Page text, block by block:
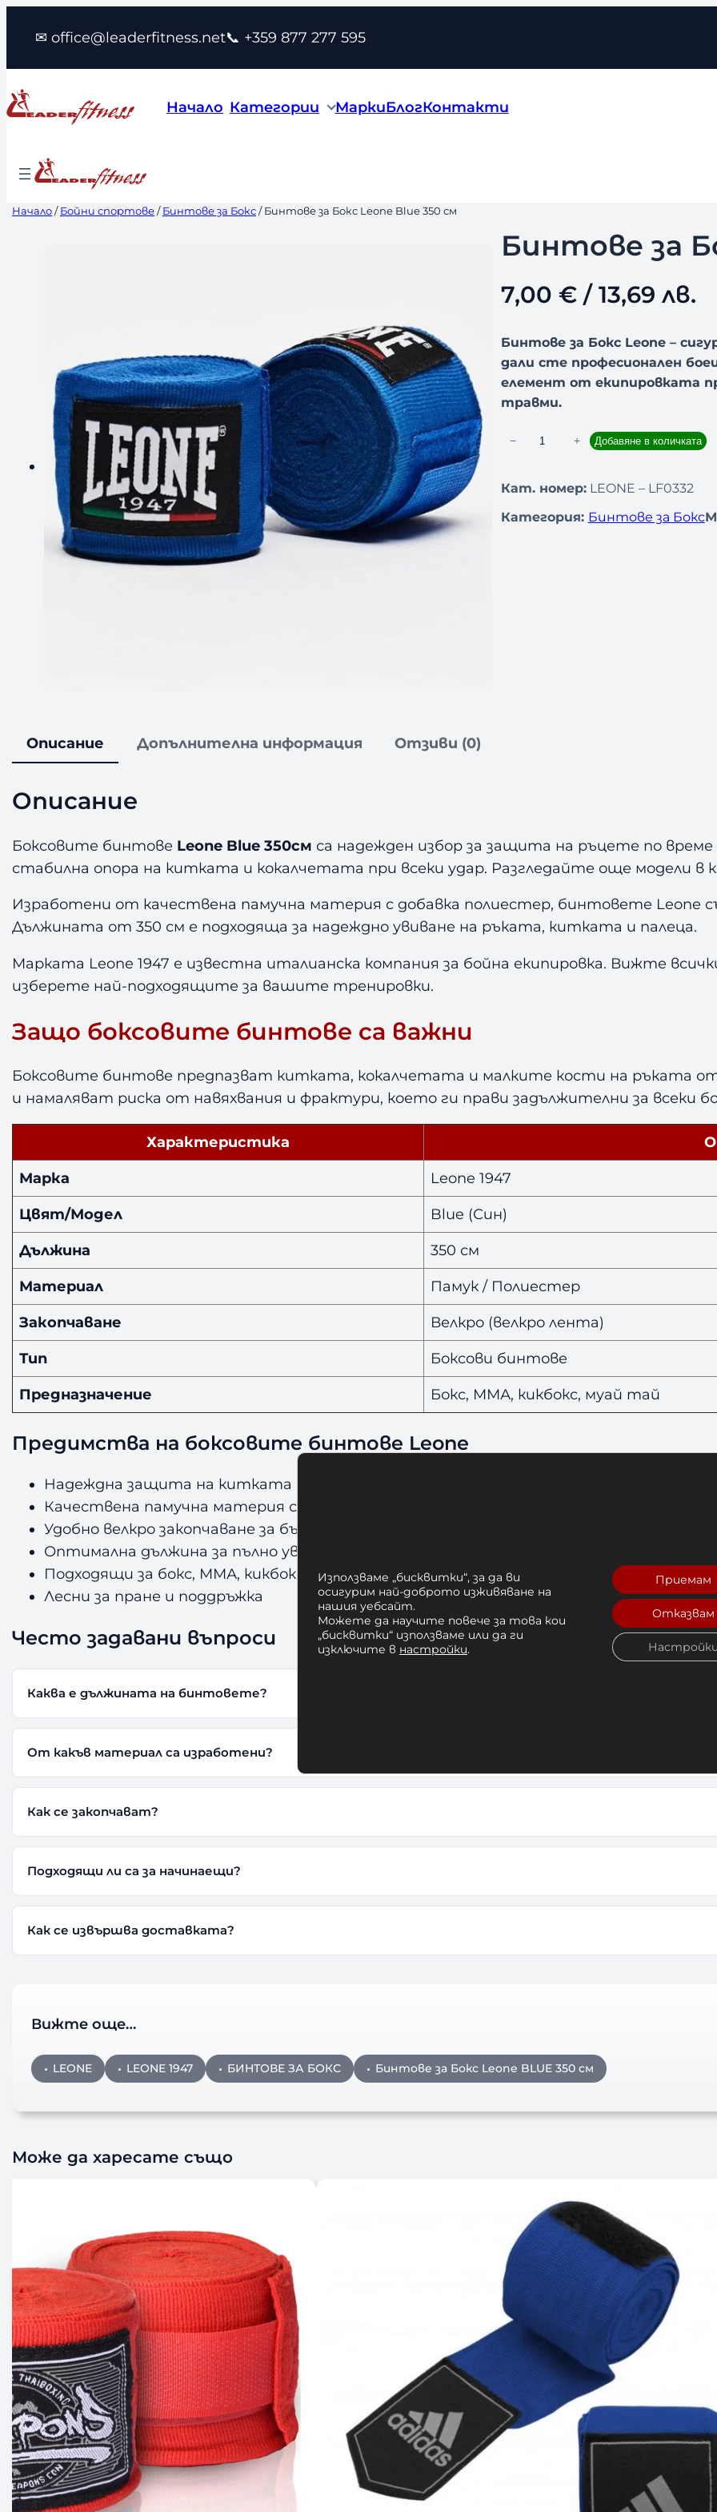
съдържанието
✉ office@leaderfitness.net📞 +359 877 277 595
Начало Категории МаркиБлогКонтакти
Начало/Бойни спортове/Бинтове за Бокс/ Бинтове за Бокс Leone Blue 350 см
Бинтове за
7,00 €/ 13,69 лв.
Бинтове за Бокс Leone –
дали сте професионален
елемент от екипировката
травми.
л
ч
а
Б
к
с
e
u
e
3
0
с
м
− + Добавяне в количката
Кат. номер: LEONE – LF0332
Категория: Бинтове за Бокс
Описание Допълнителна информация Отзиви (0)
Описание
Боксовите бинтове Leone Blue 350см са надежден избор за защита на ръцете по
стабилна опора на китката и кокалчетата при всеки удар. Разгледайте още модели
Изработени от качествена памучна материя с добавка полиестер, бинтовете Leone
Дължината от 350 см е подходяща за надеждно увиване на ръката, китката и палеца.
Марката Leone 1947 е известна италианска компания за бойна екипировка. Вижте
изберете най-подходящите за вашите тренировки.
Защо боксовите бинтове са важни
Боксовите бинтове предпазват китката, кокалчетата и малките кости на ръката
и намаляват риска от навяхвания и фрактури, което ги прави задължителни за всеки
Характеристика
Марка Leone 1947
Цвят/Модел Blue (Син)
Дължина 350 см
Материал Памук / Полиестер
Закопчаване Велкро (велкро лента)
Тип Боксови бинтове
Предназначение Бокс, ММА, кикбокс, муай тай
Предимства на боксовите бинтове Leone
Надеждна защита на китката и кокалчетата при удар
Качествена памучна материя с дълъг живот
Удобно велкро закопчаване за бързо поставяне
Оптимална дължина за пълно увиване на ръката
Подходящи за бокс, ММА, кикбокс и муай тай
Лесни за пране и поддръжка
Често задавани въпроси
Каква е дължината на бинтовете?
От какъв материал са изработени?
Как се закопчават?
Подходящи ли са за начинаещи?
Как се извършва доставката?
Вижте още…
LEONE LEONE 1947 БИНТОВЕ ЗА БОКС Бинтове за Бокс Leone BLUE 350 см
Може да харесате също
Използваме „бисквитки“, за да ви
осигурим най-доброто изживяване на
нашия уебсайт.
Можете да научите повече за това кои
„бисквитки“ използваме или да ги
изключите в настройки.
Приемам
Отказвам